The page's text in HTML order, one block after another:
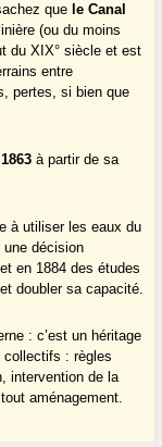
que le Canal
(ou du moins
du XIX° siècle et est
entre
pertes, si bien que
1863 à partir de sa
à utiliser les eaux du
une décision
en 1884 des études
doubler sa capacité.
: c’est un héritage
collectifs : règles
intervention de la
aménagement.